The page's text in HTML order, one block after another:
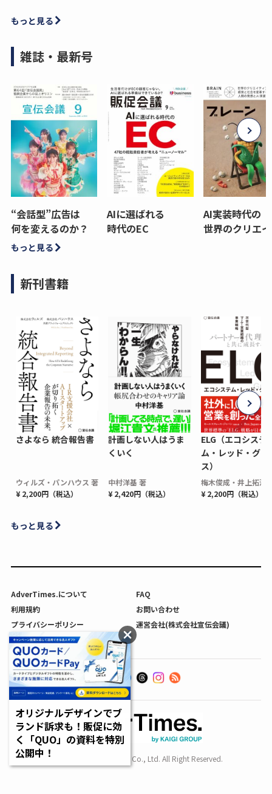
もっと見る
雑誌・最新号
“会話型”広告は
何を変えるのか？
AIに選ばれる
時代のEC
AI実装時代の
世界のクリエ
もっと見る
新刊書籍
さよなら 統合報告書
ウィルズ・パンハウス 著
¥ 2,200円（税込）
計画しない人はうま
くいく
中村洋基 著
¥ 2,420円（税込）
ELG（エコシステ
ム・レッド・グロ
ス）
梅木俊成・井上拓海
¥ 2,200円（税込）
もっと見る
AdverTimes.について
FAQ
利用規約
お問い合わせ
プライバシーポリシー
運営会社(株式会社宣伝会議)
利用者情報の外部送信について
Copyright SENDENKAIGI Co., Ltd. All Right Reserved.
オリジナルデザインでブ
ランド訴求も！販促に効
く「QUO」の資料を特別
公開中！